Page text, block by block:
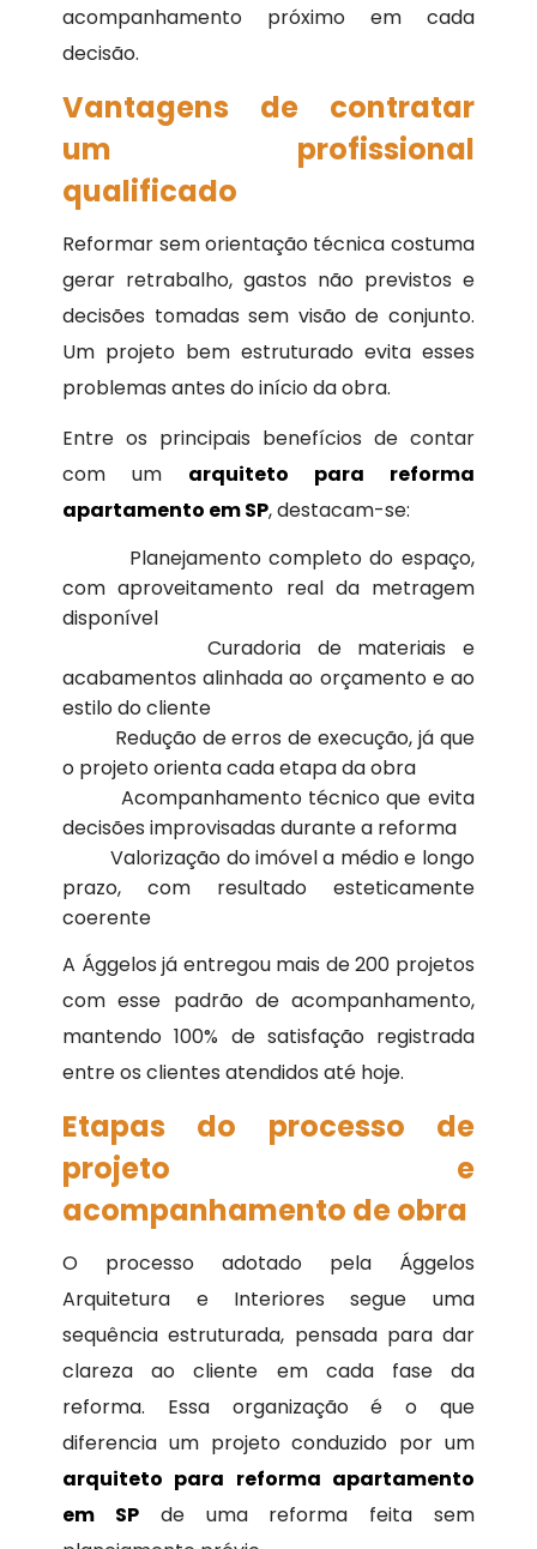
acompanhamento próximo em cada
decisão.
Vantagens de contratar
um profissional
qualificado
Reformar sem orientação técnica costuma
gerar retrabalho, gastos não previstos e
decisões tomadas sem visão de conjunto.
Um projeto bem estruturado evita esses
problemas antes do início da obra.
Entre os principais benefícios de contar
com um arquiteto para reforma
apartamento em SP, destacam-se:
Planejamento completo do espaço,
com aproveitamento real da metragem
disponível
Curadoria de materiais e
acabamentos alinhada ao orçamento e ao
estilo do cliente
Redução de erros de execução, já que
o projeto orienta cada etapa da obra
Acompanhamento técnico que evita
decisões improvisadas durante a reforma
Valorização do imóvel a médio e longo
prazo, com resultado esteticamente
coerente
A Ággelos já entregou mais de 200 projetos
com esse padrão de acompanhamento,
mantendo 100% de satisfação registrada
entre os clientes atendidos até hoje.
Etapas do processo de
projeto e
acompanhamento de obra
O processo adotado pela Ággelos
Arquitetura e Interiores segue uma
sequência estruturada, pensada para dar
clareza ao cliente em cada fase da
reforma. Essa organização é o que
diferencia um projeto conduzido por um
arquiteto para reforma apartamento
em SP de uma reforma feita sem